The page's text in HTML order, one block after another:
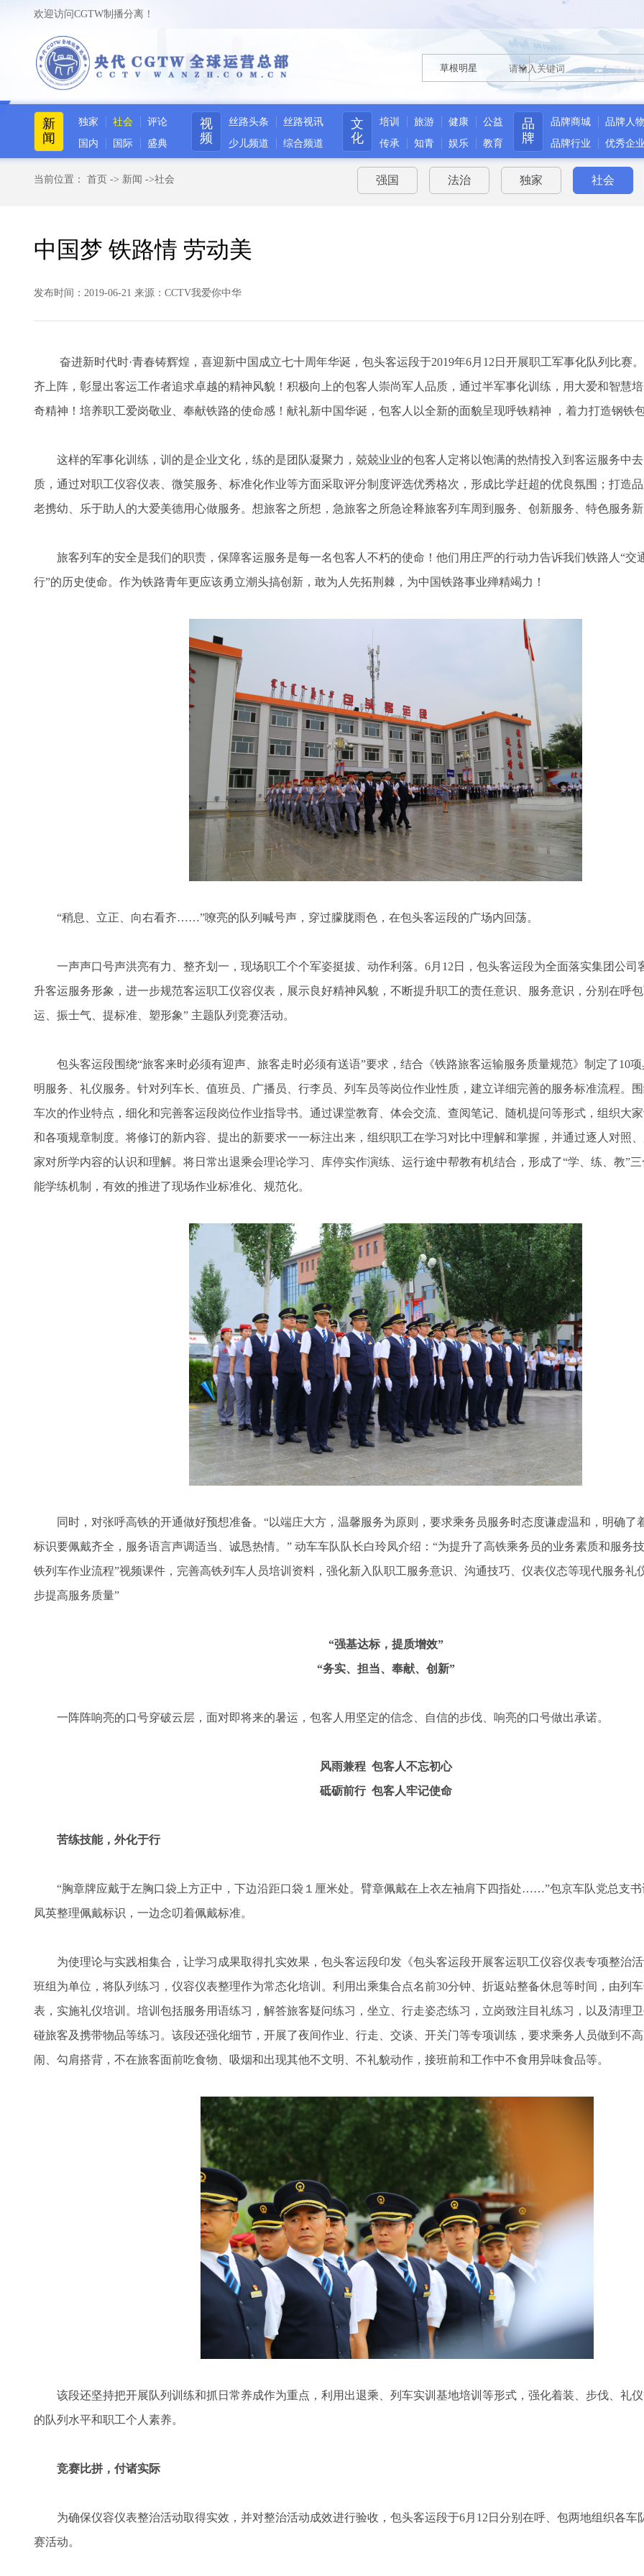
欢迎访问CGTW制播分离！
新
闻
独家 社会
评论
国内
国际 盛典
视
频
丝路头条
丝路视讯
少儿频道
综合频道
文
化
培训 旅游 健康
公益
传承
知青 娱乐 教育
品
牌
品牌商城 品牌人物
品牌行业
优秀企业
当前位置： 首页 -> 新闻 ->社会 强国 法治 独家 社会
中国梦 铁路情 劳动美
发布时间：2019-06-21 来源：CCTV我爱你中华
奋进新时代时·青春铸辉煌，喜迎新中国成立七十周年华诞，包头客运段于2019年6月12日开展职工军事化队列比赛
齐上阵，彰显出客运工作者追求卓越的精神风貌！积极向上的包客人崇尚军人品质，通过半军事化训练，用大爱和智慧
奇精神！培养职工爱岗敬业、奉献铁路的使命感！献礼新中国华诞，包客人以全新的面貌呈现呼铁精神 ，着力打造钢铁包
这样的军事化训练，训的是企业文化，练的是团队凝聚力，兢兢业业的包客人定将以饱满的热情投入到客运服务中
质，通过对职工仪容仪表、微笑服务、标准化作业等方面采取评分制度评选优秀格次，形成比学赶超的优良氛围；打造
老携幼、乐于助人的大爱美德用心做服务。想旅客之所想，急旅客之所急诠释旅客列车周到服务、创新服务、特色服务新
旅客列车的安全是我们的职责，保障客运服务是每一名包客人不朽的使命！他们用庄严的行动力告诉我们铁路人“交
行”的历史使命。作为铁路青年更应该勇立潮头搞创新，敢为人先拓荆棘，为中国铁路事业殚精竭力！
“稍息、立正、向右看齐……”嘹亮的队列喊号声，穿过朦胧雨色，在包头客运段的广场内回荡。
一声声口号声洪亮有力、整齐划一，现场职工个个军姿挺拔、动作利落。6月12日，包头客运段为全面落实集团公司
升客运服务形象，进一步规范客运职工仪容仪表，展示良好精神风貌，不断提升职工的责任意识、服务意识，分别在呼
运、振士气、提标准、塑形象” 主题队列竞赛活动。
包头客运段围绕“旅客来时必须有迎声、旅客走时必须有送语”要求，结合《铁路旅客运输服务质量规范》制定了10
明服务、礼仪服务。针对列车长、值班员、广播员、行李员、列车员等岗位作业性质，建立详细完善的服务标准流程。
车次的作业特点，细化和完善客运段岗位作业指导书。通过课堂教育、体会交流、查阅笔记、随机提问等形式，组织大
和各项规章制度。将修订的新内容、提出的新要求一一标注出来，组织职工在学习对比中理解和掌握，并通过逐人对照
家对所学内容的认识和理解。将日常出退乘会理论学习、库停实作演练、运行途中帮教有机结合，形成了“学、练、教”
能学练机制，有效的推进了现场作业标准化、规范化。
同时，对张呼高铁的开通做好预想准备。“以端庄大方，温馨服务为原则，要求乘务员服务时态度谦虚温和，明确了
标识要佩戴齐全，服务语言声调适当、诚恳热情。” 动车车队队长白玲凤介绍：“为提升了高铁乘务员的业务素质和服务
铁列车作业流程”视频课件，完善高铁列车人员培训资料，强化新入队职工服务意识、沟通技巧、仪表仪态等现代服务礼
步提高服务质量”
“强基达标，提质增效”
“务实、担当、奉献、创新”
一阵阵响亮的口号穿破云层， 面对即将来的暑运，包客人用坚定的信念、自信的步伐、响亮的口号做出承诺。
风雨兼程 包客人不忘初心
砥砺前行 包客人牢记使命
苦练技能，外化于行
“胸章牌应戴于左胸口袋上方正中，下边沿距口袋１厘米处。臂章佩戴在上衣左袖肩下四指处……”包京车队党总支
凤英整理佩戴标识，一边念叨着佩戴标准。
为使理论与实践相集合，让学习成果取得扎实效果，包头客运段印发《包头客运段开展客运职工仪容仪表专项整治
班组为单位，将队列练习，仪容仪表整理作为常态化培训。利用出乘集合点名前30分钟、折返站整备休息等时间，由列
表，实施礼仪培训。培训包括服务用语练习，解答旅客疑问练习，坐立、行走姿态练习，立岗致注目礼练习，以及清理
碰旅客及携带物品等练习。该段还强化细节，开展了夜间作业、行走、交谈、开关门等专项训练，要求乘务人员做到不
闹、勾肩搭背，不在旅客面前吃食物、吸烟和出现其他不文明、不礼貌动作，接班前和工作中不食用异味食品等。
该段还坚持把开展队列训练和抓日常养成作为重点，利用出退乘、列车实训基地培训等形式，强化着装、步伐、礼
的队列水平和职工个人素养。
竞赛比拼，付诸实际
为确保仪容仪表整治活动取得实效，并对整治活动成效进行验收，包头客运段于6月12日分别在呼、包两地组织各车
赛活动。